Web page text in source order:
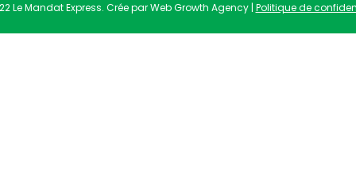
Le Mandat Express. Crée par Web Growth Agency | Politique de